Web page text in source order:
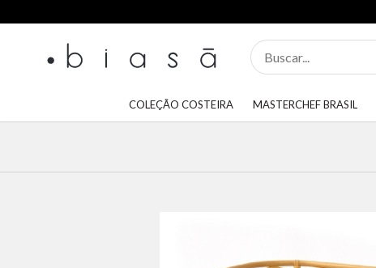
COLEÇÃO COSTEIRA MASTERCHEF BRASIL